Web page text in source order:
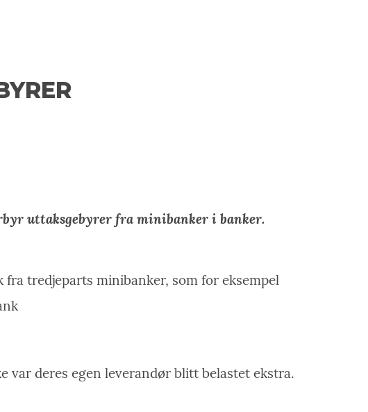
uttaksgebyrer fra minibanker i banker.
tredjeparts minibanker, som for eksempel
var deres egen leverandør blitt belastet ekstra.